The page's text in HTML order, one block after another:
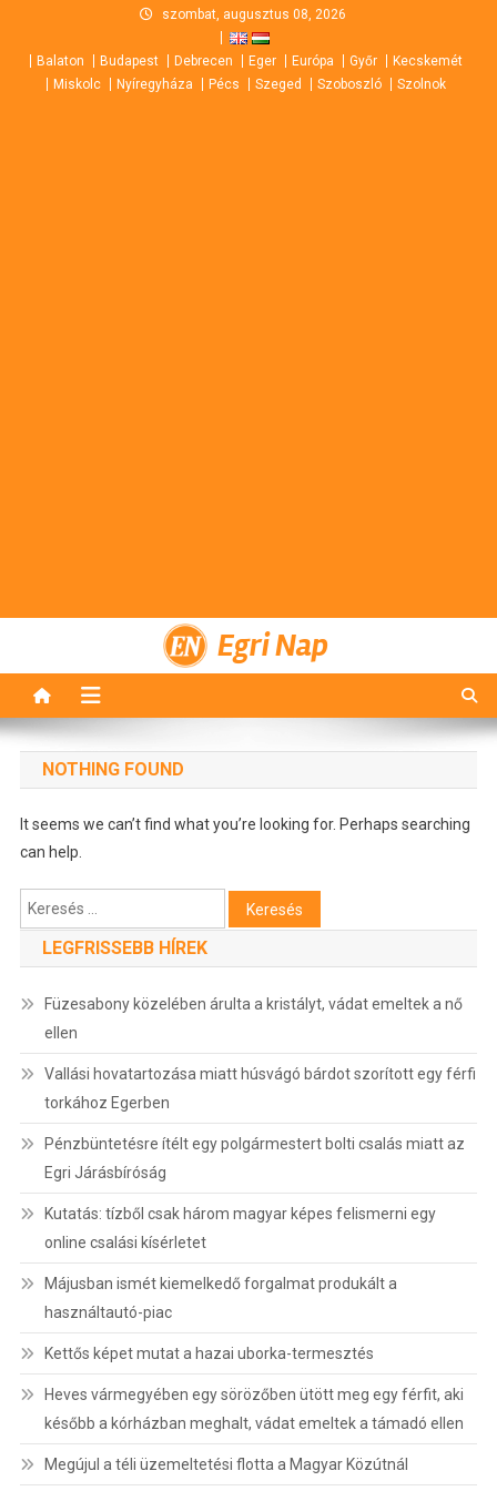
content
szombat, augusztus 08, 2026
Balaton Budapest Debrecen Eger Európa Győr
Kecskemét
Miskolc
Nyíregyháza Pécs Szeged Szoboszló Szolnok
Egri Nap
NOTHING FOUND
It seems we can’t find what you’re looking for. Perhaps searching
can help.
Keresés:
LEGFRISSEBB HÍREK
Füzesabony közelében árulta a kristályt, vádat emeltek a nő
ellen
Vallási hovatartozása miatt húsvágó bárdot szorított egy férfi
torkához Egerben
Pénzbüntetésre ítélt egy polgármestert bolti csalás miatt az
Egri Járásbíróság
Kutatás: tízből csak három magyar képes felismerni egy
online csalási kísérletet
Májusban ismét kiemelkedő forgalmat produkált a
használtautó-piac
Kettős képet mutat a hazai uborka-termesztés
Heves vármegyében egy sörözőben ütött meg egy férfit, aki
később a kórházban meghalt, vádat emeltek a támadó ellen
Megújul a téli üzemeltetési flotta a Magyar Közútnál